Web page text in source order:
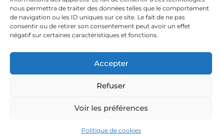
nous permettra de traiter des données telles que le comportement
de navigation ou les ID uniques sur ce site. Le fait de ne pas
consentir ou de retirer son consentement peut avoir un effet
négatif sur certaines caractéristiques et fonctions.
Accepter
Refuser
Voir les préférences
Politique de cookies
Mentions Légales
Politique des cookies